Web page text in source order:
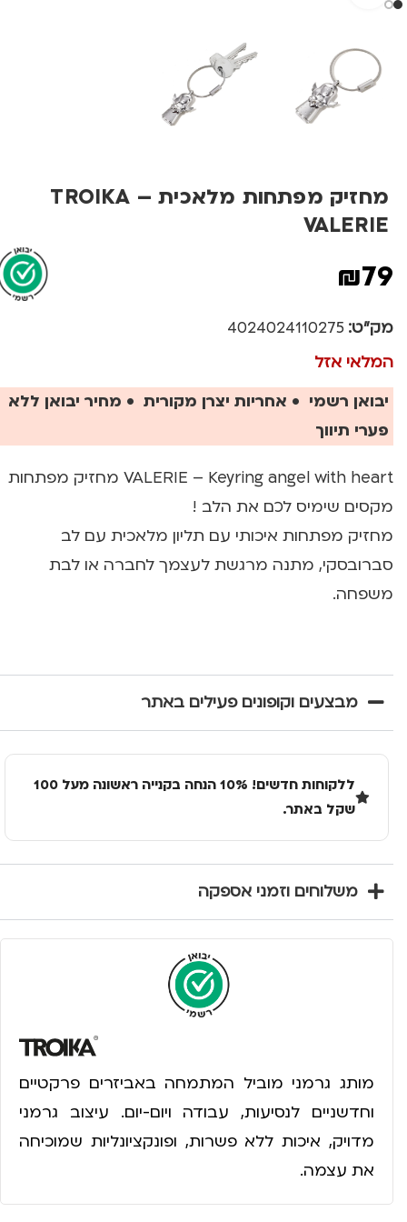
מחזיק מפתחות מלאכית – TROIKA
VALERIE
₪79
מק"ט:4024024110275
המלאי אזל
יבואן רשמי • אחריות יצרן מקורית • מחיר יבואן ללא
פערי תיווך
VALERIE – Keyring angel with heart מחזיק מפתחות
מקסים שימיס לכם את הלב !
מחזיק מפתחות איכותי עם תליון מלאכית עם לב
סברובסקי, מתנה מרגשת לעצמך לחברה או לבת
משפחה.
מבצעים וקופונים פעילים באתר
ללקוחות חדשים! 10% הנחה בקנייה ראשונה מעל 100
שקל באתר.
משלוחים וזמני אספקה
מותג גרמני מוביל המתמחה באביזרים פרקטיים
וחדשניים לנסיעות, עבודה ויום-יום. עיצוב גרמני
מדויק, איכות ללא פשרות, ופונקציונליות שמוכיחה
את עצמה.